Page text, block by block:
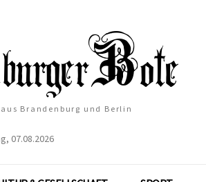
Brandenburg und Berlin
07.08.2026